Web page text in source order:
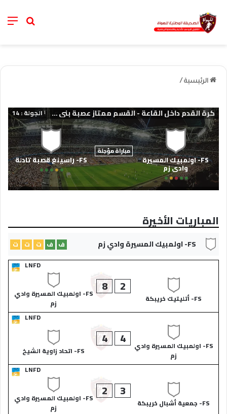
خانة
الرئيسية /
كرة القدم داخل القاعة - القسم ممتاز عصبة بني ملال خنيفرة | الجولة : 14
FS- اولمبيك المسيرة
وادي زم
مباراة مؤجلة
FS- راسينغ قصبة تادلة
المباريات الأخيرة
FS- اولمبيك المسيرة وادي زم ف ف ت ت
ت
LNFD
FS- أتليتيك خريبكة
2
8
FS- اولمبيك المسيرة وادي
زم
LNFD
FS- اولمبيك المسيرة وادي
زم
4
4
FS- اتحاد زاوية الشيخ
LNFD
FS- جمعية أشبال خريبكة
3
2
FS- اولمبيك المسيرة وادي
زم